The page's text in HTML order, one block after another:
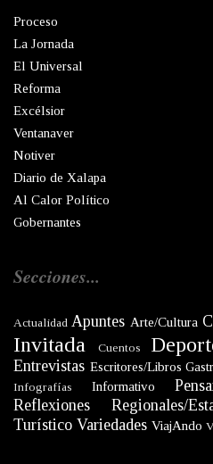
Proceso
La Jornada
El Universal
Reforma
Excélsior
Ventanaver
Notiver
Diario de Xalapa
Al Calor Político
Gobernantes
Secciones...
Actualidad Apuntes Arte/Cultura
Invitada
Cuentos
Entrevistas Escritores/Libros
Infografías Informativo
Reflexiones Regionales/
Turístico Variedades ViajAndo